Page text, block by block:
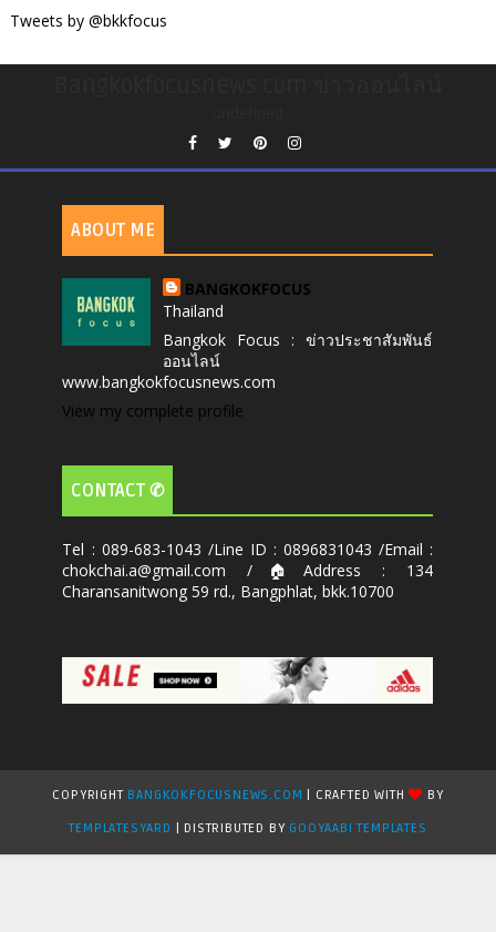
Tweets by @bkkfocus
ABOUT ME
BANGKOKFOCUS
Thailand
Bangkok Focus : ข่าวประชาสัมพันธ์
ออนไลน์
www.bangkokfocusnews.com
View my complete profile
CONTACT ✆
Tel : 089-683-1043 /Line ID : 0896831043 /Email :
chokchai.a@gmail.com /🏠Address : 134
Charansanitwong 59 rd., Bangphlat, bkk.10700
COPYRIGHT BANGKOKFOCUSNEWS.COM | CRAFTED WITH
BY
TEMPLATESYARD | DISTRIBUTED BY GOOYAABI TEMPLATES